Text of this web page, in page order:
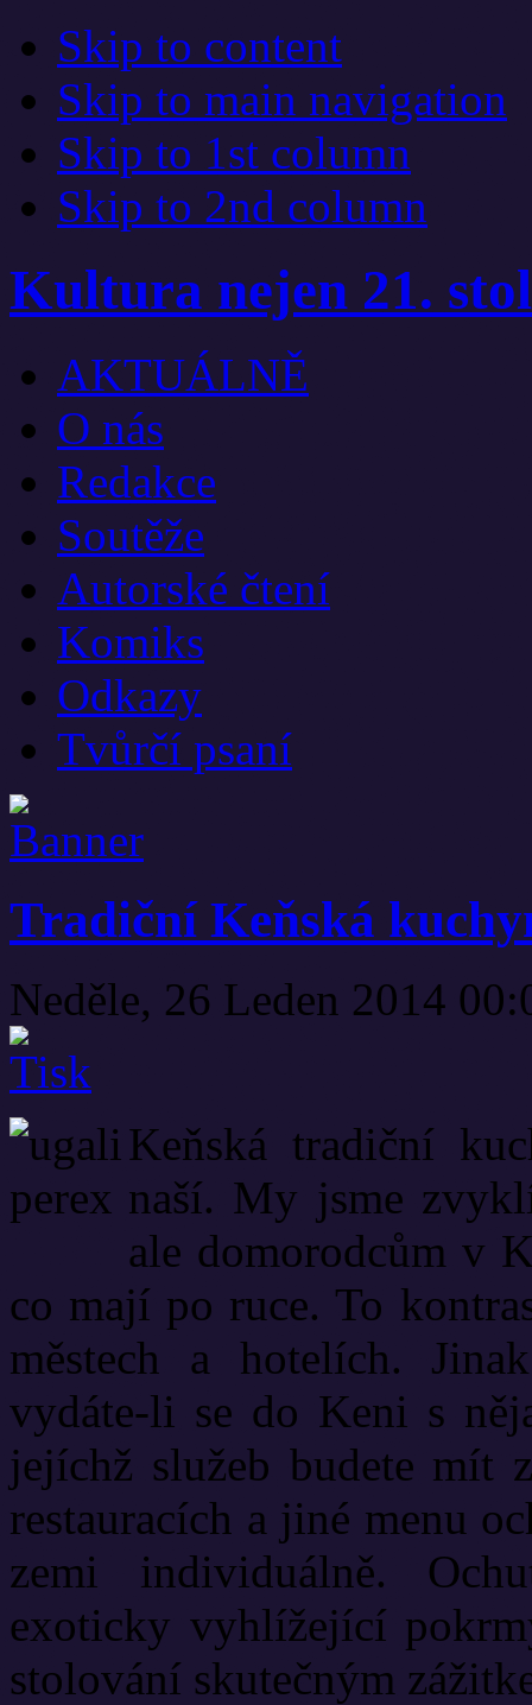
Skip to content
Skip to main navigation
Skip to 1st column
Skip to 2nd column
Kultura nejen 21.
AKTUÁLNĚ
O nás
Redakce
Soutěže
Autorské čtení
Komiks
Odkazy
Tvůrčí psaní
Tradiční Keňská
Neděle, 26 Leden 2014
Keňská tradiční
naší. My jsme
ale domorodcům v
co mají po ruce. To
městech a hotelích.
vydáte-li se do Keni s
jejíchž služeb budete mít
restauracích a jiné menu
zemi individuálně.
exoticky vyhlížející
stolování skutečným